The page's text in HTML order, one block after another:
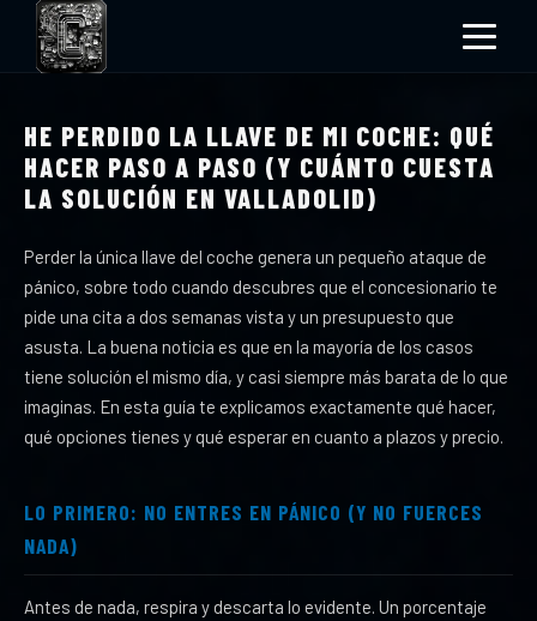
HE PERDIDO LA LLAVE DE MI COCHE: QUÉ
HACER PASO A PASO (Y CUÁNTO CUESTA
LA SOLUCIÓN EN VALLADOLID)
Perder la única llave del coche genera un pequeño ataque de
pánico, sobre todo cuando descubres que el concesionario te
pide una cita a dos semanas vista y un presupuesto que
asusta. La buena noticia es que en la mayoría de los casos
tiene solución el mismo día, y casi siempre más barata de lo que
imaginas. En esta guía te explicamos exactamente qué hacer,
qué opciones tienes y qué esperar en cuanto a plazos y precio.
LO PRIMERO: NO ENTRES EN PÁNICO (Y NO FUERCES
NADA)
Antes de nada, respira y descarta lo evidente. Un porcentaje